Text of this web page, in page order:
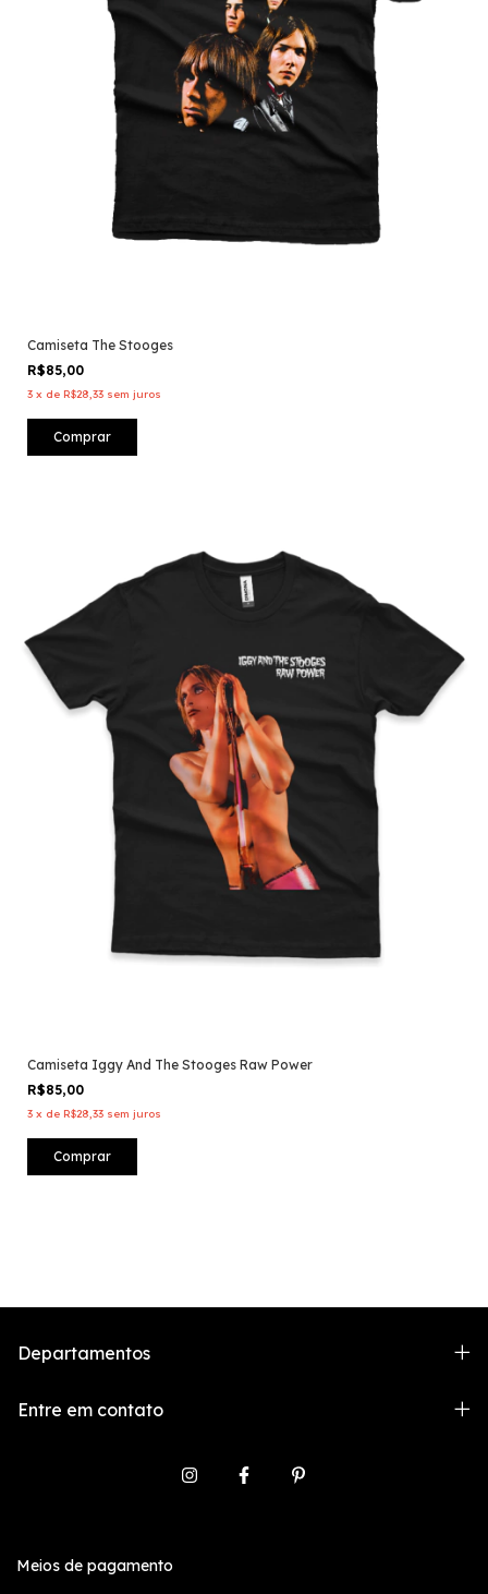
Camiseta The Stooges
R$85,00
3 x de R$28,33 sem juros
Comprar
Camiseta Iggy And The Stooges Raw Power
R$85,00
3 x de R$28,33 sem juros
Comprar
Departamentos
Entre em contato
Meios de pagamento